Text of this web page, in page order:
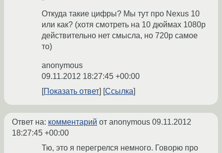
Откуда такие цифры? Мы тут про Nexus 10
или как? (хотя смотреть на 10 дюймах 1080p
действительно нет смысла, но 720p самое
то)
anonymous
09.11.2012 18:27:45 +00:00
Показать ответ
Ссылка
Ответ на: комментарий от anonymous 09.11.2012
18:27:45 +00:00
Тю, это я перегрелся немного. Говорю про